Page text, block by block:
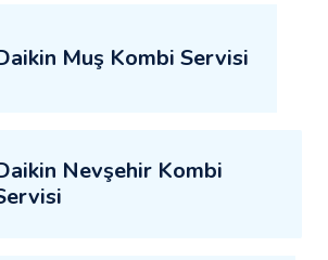
Muş Kombi Servisi
Nevşehir Kombi